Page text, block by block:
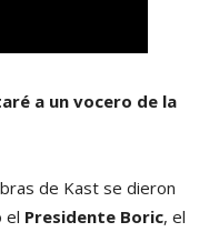
a un vocero de la
de Kast se dieron
el Presidente Boric, el